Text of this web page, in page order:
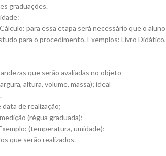
graduações.
para essa etapa será necessário que o aluno
para o procedimento. Exemplos: Livro Didático,
que serão avaliadas no objeto
altura, volume, massa); ideal
de realização;
(régua graduada);
(temperatura, umidade);
que serão realizados.